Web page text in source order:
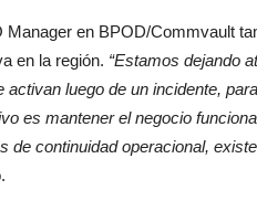
Manager en BPOD/Commvault
en la región. “Estamos dejando
luego de un incidente,
es mantener el negocio
de continuidad operacional,